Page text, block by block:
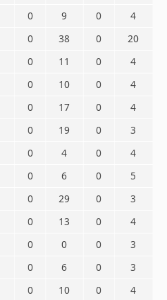
0 9 0
4
0 38 0
20
0 11 0
4
0 10 0
4
0 17 0
4
0 19 0
3
0 4 0
4
0 6 0
5
0 29 0
3
0 13 0
4
0 0 0
3
0 6 0
3
0 10 0
4